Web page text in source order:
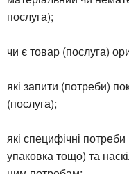
послуга);
чи є товар (послуга)
які запити (потреби)
(послуга);
які специфічні потреби
упаковка тощо) та